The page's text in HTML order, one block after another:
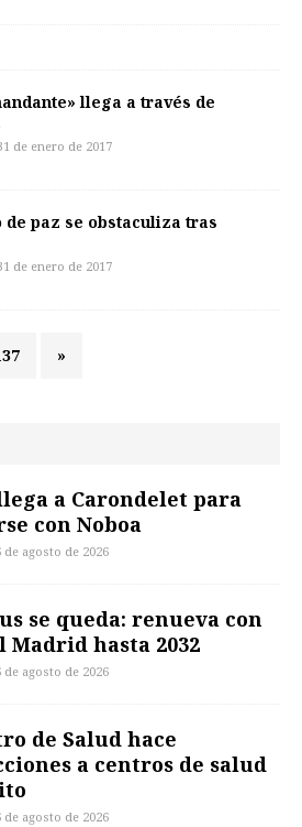
llega a través de
de enero de 2017
de paz se obstaculiza tras
de enero de 2017
»
a Carondelet para
con Noboa
de agosto de 2026
se queda: renueva con
Madrid hasta 2032
de agosto de 2026
de Salud hace
a centros de salud
de agosto de 2026